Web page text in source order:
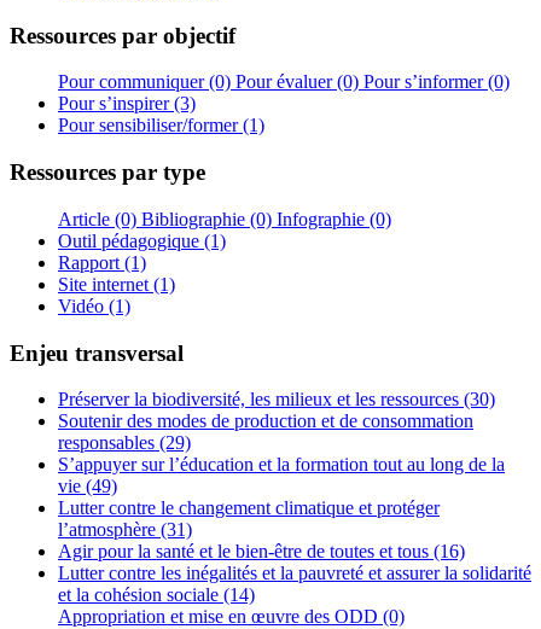
Ressources par objectif
Pour communiquer (0) Pour évaluer (0) Pour s’informer (0)
Pour s’inspirer (3)
Pour sensibiliser/former (1)
Ressources par type
Article (0) Bibliographie (0) Infographie (0)
Outil pédagogique (1)
Rapport (1)
Site internet (1)
Vidéo (1)
Enjeu transversal
Préserver la biodiversité, les milieux et les ressources (30)
Soutenir des modes de production et de consommation
responsables (29)
S’appuyer sur l’éducation et la formation tout au long de la
vie (49)
Lutter contre le changement climatique et protéger
l’atmosphère (31)
Agir pour la santé et le bien-être de toutes et tous (16)
Lutter contre les inégalités et la pauvreté et assurer la solidarité
et la cohésion sociale (14)
Appropriation et mise en œuvre des ODD (0)